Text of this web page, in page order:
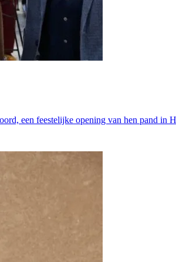
een feestelijke opening van hen pand in